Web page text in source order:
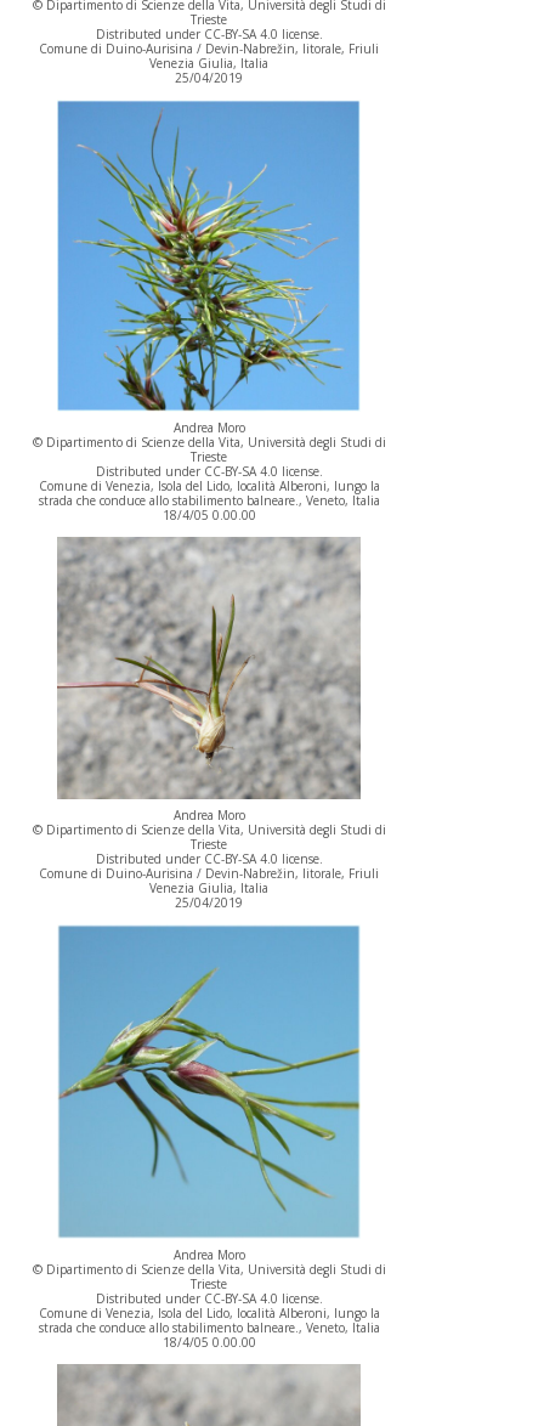
© Dipartimento di Scienze della Vita, Università degli Studi di
Trieste
Distributed under CC-BY-SA 4.0 license.
Comune di Duino-Aurisina / Devin-Nabrežin, litorale, Friuli
Venezia Giulia, Italia
25/04/2019
Andrea Moro
© Dipartimento di Scienze della Vita, Università degli Studi di
Trieste
Distributed under CC-BY-SA 4.0 license.
Comune di Venezia, Isola del Lido, località Alberoni, lungo la
strada che conduce allo stabilimento balneare., Veneto, Italia
18/4/05 0.00.00
Andrea Moro
© Dipartimento di Scienze della Vita, Università degli Studi di
Trieste
Distributed under CC-BY-SA 4.0 license.
Comune di Duino-Aurisina / Devin-Nabrežin, litorale, Friuli
Venezia Giulia, Italia
25/04/2019
Andrea Moro
© Dipartimento di Scienze della Vita, Università degli Studi di
Trieste
Distributed under CC-BY-SA 4.0 license.
Comune di Venezia, Isola del Lido, località Alberoni, lungo la
strada che conduce allo stabilimento balneare., Veneto, Italia
18/4/05 0.00.00